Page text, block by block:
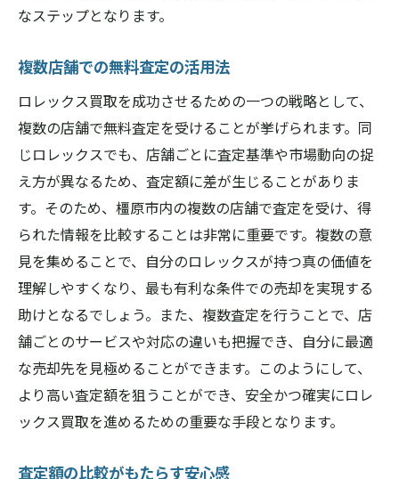
なステップとなります。
複数店舗での無料査定の活用法
ロレックス買取を成功させるための一つの戦略として、
複数の店舗で無料査定を受けることが挙げられます。同
じロレックスでも、店舗ごとに査定基準や市場動向の捉
え方が異なるため、査定額に差が生じることがありま
す。そのため、橿原市内の複数の店舗で査定を受け、得
られた情報を比較することは非常に重要です。複数の意
見を集めることで、自分のロレックスが持つ真の価値を
理解しやすくなり、最も有利な条件での売却を実現する
助けとなるでしょう。また、複数査定を行うことで、店
舗ごとのサービスや対応の違いも把握でき、自分に最適
な売却先を見極めることができます。このようにして、
より高い査定額を狙うことができ、安全かつ確実にロレ
ックス買取を進めるための重要な手段となります。
査定額の比較がもたらす安心感